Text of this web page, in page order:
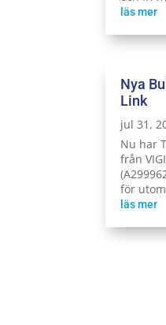
läs mer
Nya
Link
jul 31,
Nu har
från
för
läs mer